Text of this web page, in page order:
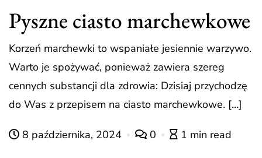
Pyszne ciasto marchewkowe
Korzeń marchewki to wspaniałe jesiennie warzywo.
Warto je spożywać, ponieważ zawiera szereg
cennych substancji dla zdrowia: Dzisiaj przychodzę
do Was z przepisem na ciasto marchewkowe. […]
8 października, 2024 0 1 min read